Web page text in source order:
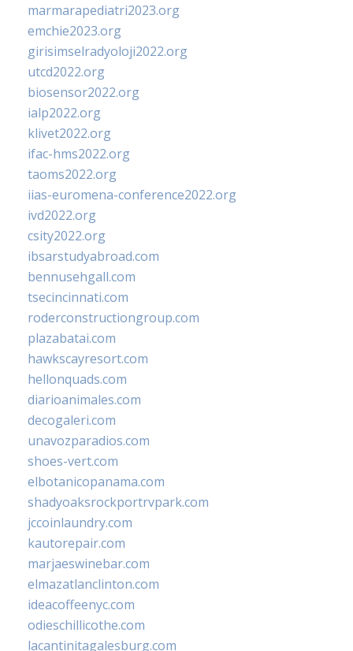
marmarapediatri2023.org
emchie2023.org
girisimselradyoloji2022.org
utcd2022.org
biosensor2022.org
ialp2022.org
klivet2022.org
ifac-hms2022.org
taoms2022.org
iias-euromena-conference2022.org
ivd2022.org
csity2022.org
ibsarstudyabroad.com
bennusehgall.com
tsecincinnati.com
roderconstructiongroup.com
plazabatai.com
hawkscayresort.com
hellonquads.com
diarioanimales.com
decogaleri.com
unavozparadios.com
shoes-vert.com
elbotanicopanama.com
shadyoaksrockportrvpark.com
jccoinlaundry.com
kautorepair.com
marjaeswinebar.com
elmazatlanclinton.com
ideacoffeenyc.com
odieschillicothe.com
lacantinitagalesburg.com